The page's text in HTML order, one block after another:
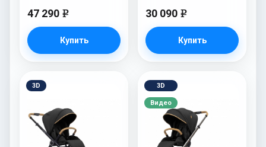
47 290 e
Купить
30 090 e
Купить
3D 3D
Видео